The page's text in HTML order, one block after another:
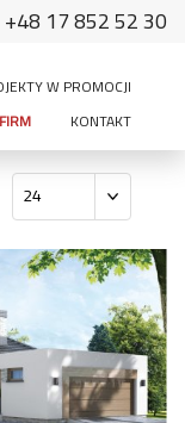
+48 17 852 52 30
W PROMOCJI
KONTAKT
24